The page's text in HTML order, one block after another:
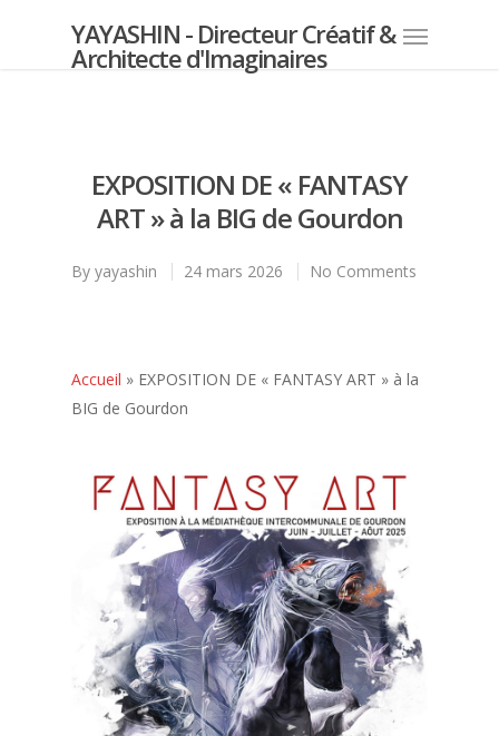
YAYASHIN - Directeur Créatif &
Architecte d'Imaginaires
EXPOSITION DE « FANTASY
ART » à la BIG de Gourdon
By yayashin 24 mars 2026 No Comments
Accueil » EXPOSITION DE « FANTASY ART » à la
BIG de Gourdon